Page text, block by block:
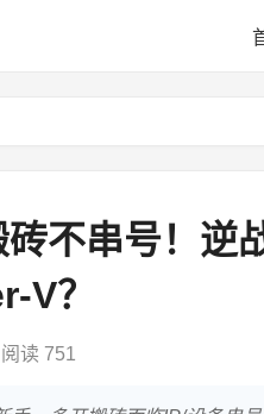
不串号！逆
V？
阅读 751